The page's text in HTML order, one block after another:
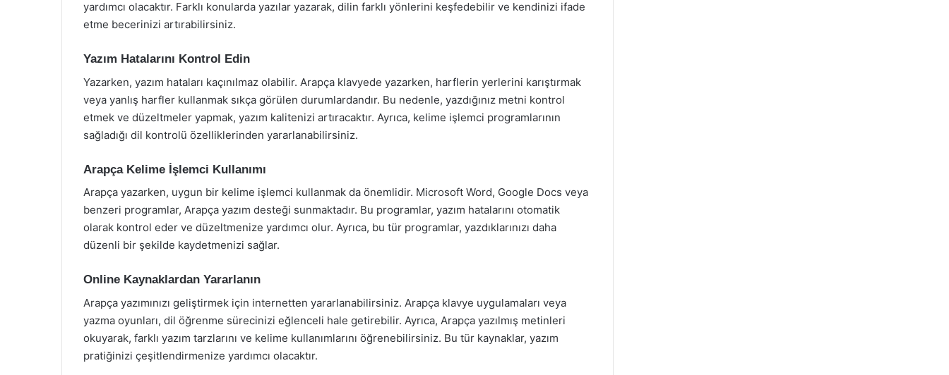
yardımcı olacaktır. Farklı konularda yazılar yazarak, dilin farklı yönlerini keşfedebilir ve kendinizi ifade
etme becerinizi artırabilirsiniz.
Yazım Hatalarını Kontrol Edin
Yazarken, yazım hataları kaçınılmaz olabilir. Arapça klavyede yazarken, harflerin yerlerini karıştırmak
veya yanlış harfler kullanmak sıkça görülen durumlardandır. Bu nedenle, yazdığınız metni kontrol
etmek ve düzeltmeler yapmak, yazım kalitenizi artıracaktır. Ayrıca, kelime işlemci programlarının
sağladığı dil kontrolü özelliklerinden yararlanabilirsiniz.
Arapça Kelime İşlemci Kullanımı
Arapça yazarken, uygun bir kelime işlemci kullanmak da önemlidir. Microsoft Word, Google Docs veya
benzeri programlar, Arapça yazım desteği sunmaktadır. Bu programlar, yazım hatalarını otomatik
olarak kontrol eder ve düzeltmenize yardımcı olur. Ayrıca, bu tür programlar, yazdıklarınızı daha
düzenli bir şekilde kaydetmenizi sağlar.
Online Kaynaklardan Yararlanın
Arapça yazımınızı geliştirmek için internetten yararlanabilirsiniz. Arapça klavye uygulamaları veya
yazma oyunları, dil öğrenme sürecinizi eğlenceli hale getirebilir. Ayrıca, Arapça yazılmış metinleri
okuyarak, farklı yazım tarzlarını ve kelime kullanımlarını öğrenebilirsiniz. Bu tür kaynaklar, yazım
pratiğinizi çeşitlendirmenize yardımcı olacaktır.